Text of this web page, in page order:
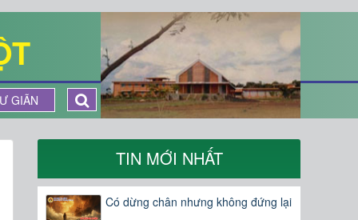
GIÃN
TIN MỚI NHẤT
Có dừng chân nhưng không đứng lại